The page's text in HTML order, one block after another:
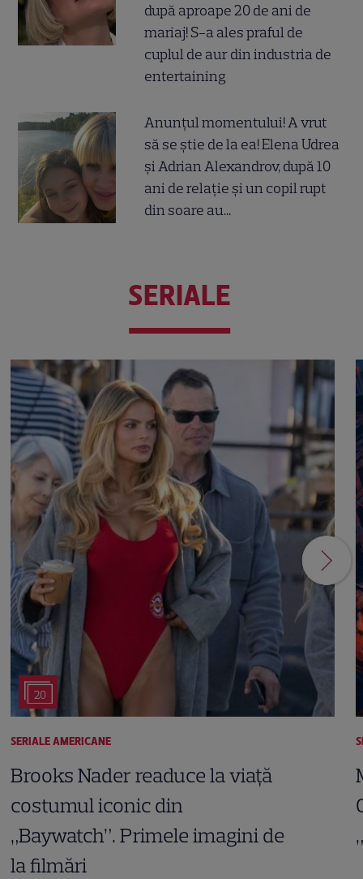
după aproape 20 de ani de
mariaj! S-a ales praful de
cuplul de aur din industria de
entertaining
Anunțul momentului! A vrut
să se știe de la ea! Elena Udrea
și Adrian Alexandrov, după 10
ani de relație și un copil rupt
din soare au...
SERIALE
20
SERIALE AMERICANE
Brooks Nader readuce la viață
costumul iconic din
„Baywatch”. Primele imagini de
la filmări